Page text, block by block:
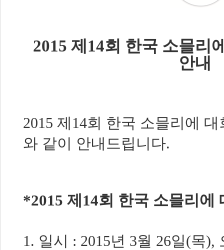
2015 제 14회 한국 소믈리
안내
2015 제14회 한국 소믈리에 대
와 같이 안내드립니다.
*2015 제 14회 한국 소믈리에
1. 일시 : 2015년 3월 26일(목),